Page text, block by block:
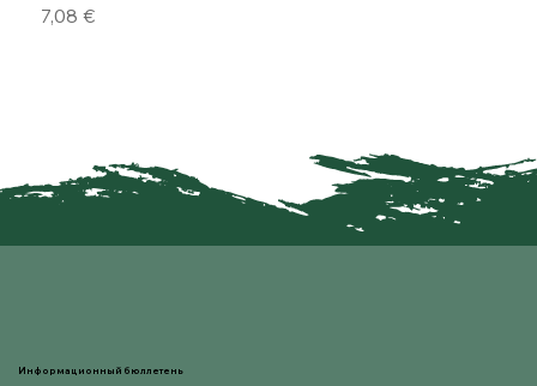
Цена
7,08 €
Информационный бюллетень